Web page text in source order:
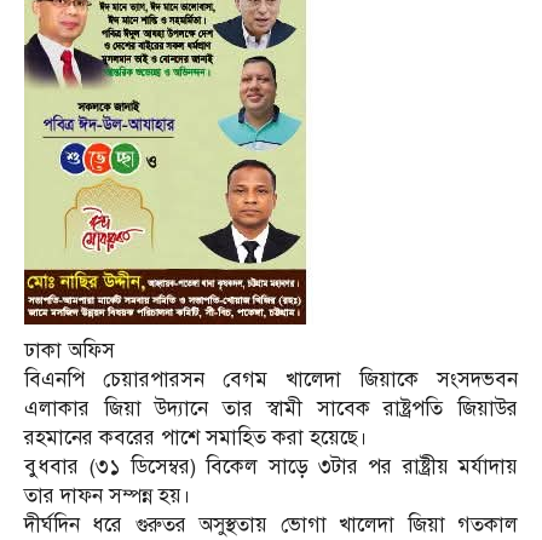
ঢাকা অফিস
বিএনপি চেয়ারপারসন বেগম খালেদা জিয়াকে সংসদভবন
এলাকার জিয়া উদ্যানে তার স্বামী সাবেক রাষ্ট্রপতি জিয়াউর
রহমানের কবরের পাশে সমাহিত করা হয়েছে।
বুধবার (৩১ ডিসেম্বর) বিকেল সাড়ে ৩টার পর রাষ্ট্রীয় মর্যাদায়
তার দাফন সম্পন্ন হয়।
দীর্ঘদিন ধরে গুরুতর অসুস্থতায় ভোগা খালেদা জিয়া গতকাল